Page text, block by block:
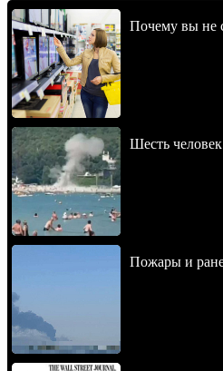
Почему вы не
Шесть
Пожары и